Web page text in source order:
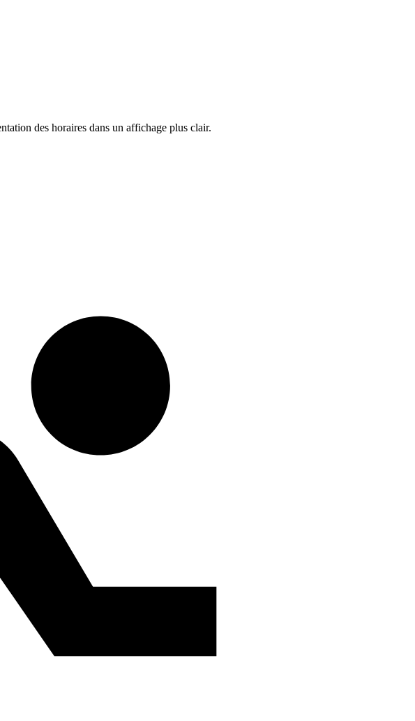
des horaires dans un affichage plus clair.